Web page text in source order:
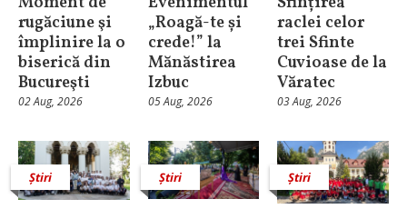
rugăciune şi
împlinire la o
biserică din
Bucureşti
02 Aug, 2026
„Roagă-te și
crede!” la
Mănăstirea
Izbuc
05 Aug, 2026
raclei celor
trei Sfinte
Cuvioase de la
Văratec
03 Aug, 2026
Știri Știri Știri